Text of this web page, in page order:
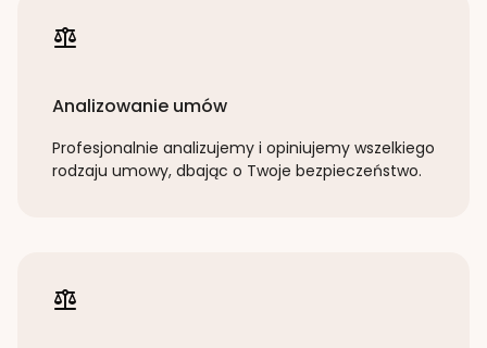
Analizowanie umów
Profesjonalnie analizujemy i opiniujemy wszelkiego
rodzaju umowy, dbając o Twoje bezpieczeństwo.